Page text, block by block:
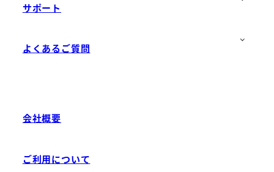
サポート
よくあるご質問
会社概要
ご利用について